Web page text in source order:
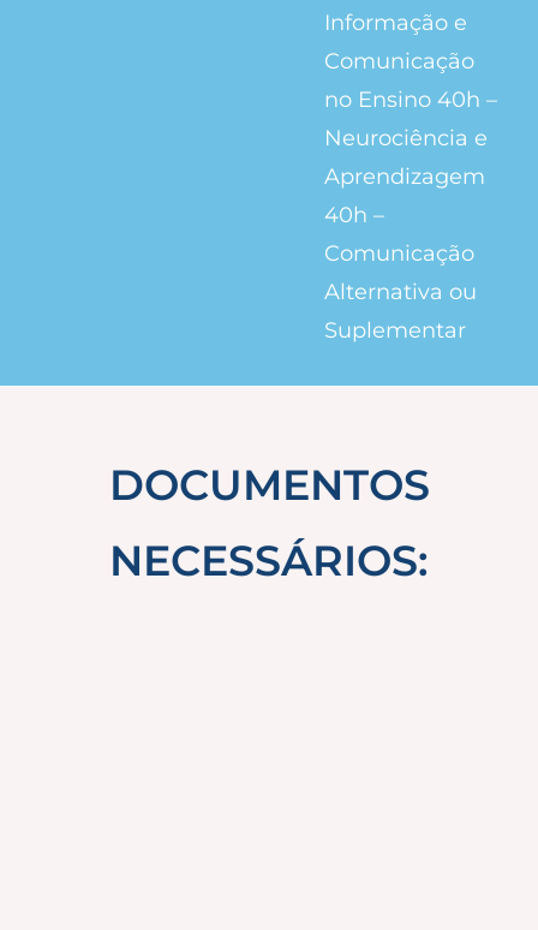
Informação e
Comunicação
no Ensino 40h –
Neurociência e
Aprendizagem
40h –
Comunicação
Alternativa ou
Suplementar
DOCUMENTOS
NECESSÁRIOS: